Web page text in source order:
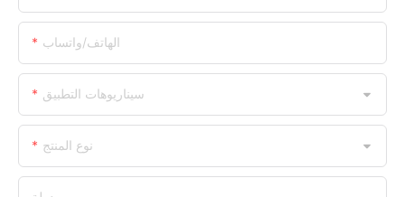
الهاتف/واتساب
سيناريوهات التطبيق
نوع المنتج